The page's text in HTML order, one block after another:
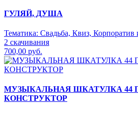
ГУЛЯЙ, ДУША
Тематика: Свадьба, Квиз, Корпоратив
2 скачивания
700,00 руб.
МУЗЫКАЛЬНАЯ ШКАТУЛКА 44
КОНСТРУКТОР